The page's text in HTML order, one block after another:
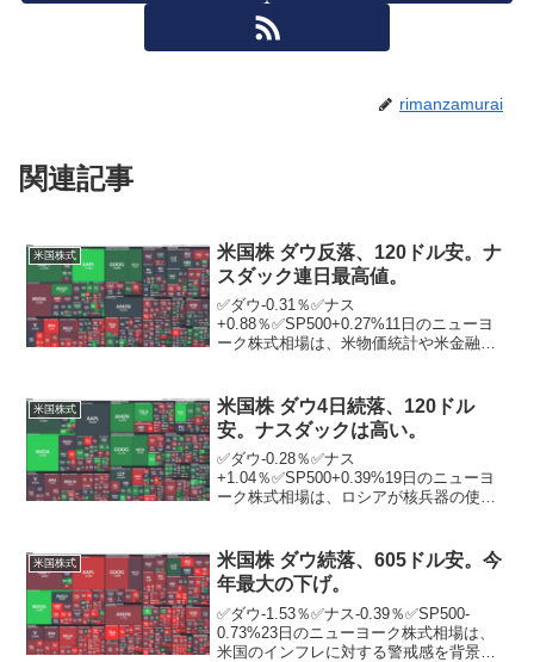
rimanzamurai
関連記事
米国株式
米国株 ダウ反落、120ドル安。ナ
スダック連日最高値。
✅ダウ-0.31％✅ナス
+0.88％✅SP500+0.27%11日のニューヨ
ーク株式相場は、米物価統計や米金融政
消費者物価指数（CPI）や米連邦公開市場
委員会（FOM...
米国株式
米国株 ダウ4日続落、120ドル
安。ナスダックは高い。
✅ダウ-0.28％✅ナス
+1.04％✅SP500+0.39%19日のニューヨ
ーク株式相場は、ロシアが核兵器の使用
ア国防省は19日、ウクライナ軍が同日未
明に米国製の長距...
米国株式
米国株 ダウ続落、605ドル安。今
年最大の下げ。
✅ダウ-1.53％✅ナス-0.39％✅SP500-
0.73%23日のニューヨーク株式相場は、
米国のインフレに対する警戒感を背景に